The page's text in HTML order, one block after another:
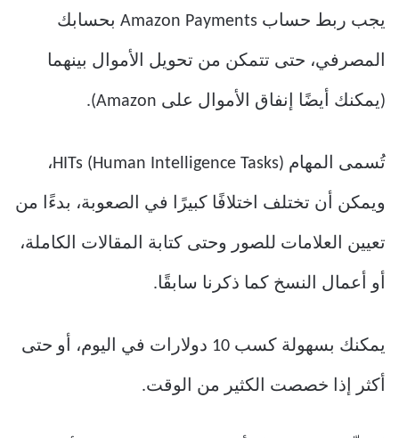
يجب ربط حساب Amazon Payments بحسابك
المصرفي، حتى تتمكن من تحويل الأموال بينهما
(يمكنك أيضًا إنفاق الأموال على Amazon).
تُسمى المهام HITs (Human Intelligence Tasks)،
ويمكن أن تختلف اختلافًا كبيرًا في الصعوبة، بدءًا من
تعيين العلامات للصور وحتى كتابة المقالات الكاملة،
أو أعمال النسخ كما ذكرنا سابقًا.
يمكنك بسهولة كسب 10 دولارات في اليوم، أو حتى
أكثر إذا خصصت الكثير من الوقت.